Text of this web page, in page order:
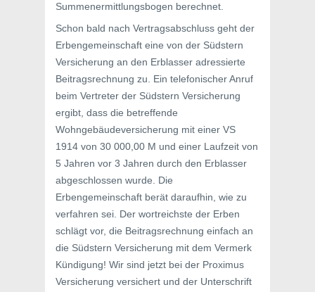
Summenermittlungsbogen berechnet.
Schon bald nach Vertragsabschluss geht der
Erbengemeinschaft eine von der Südstern
Versicherung an den Erblasser adressierte
Beitragsrechnung zu. Ein telefonischer Anruf
beim Vertreter der Südstern Versicherung
ergibt, dass die betreffende
Wohngebäudeversicherung mit einer VS
1914 von 30 000,00 M und einer Laufzeit von
5 Jahren vor 3 Jahren durch den Erblasser
abgeschlossen wurde. Die
Erbengemeinschaft berät daraufhin, wie zu
verfahren sei. Der wortreichste der Erben
schlägt vor, die Beitragsrechnung einfach an
die Südstern Versicherung mit dem Vermerk
Kündigung! Wir sind jetzt bei der Proximus
Versicherung versichert und der Unterschrift